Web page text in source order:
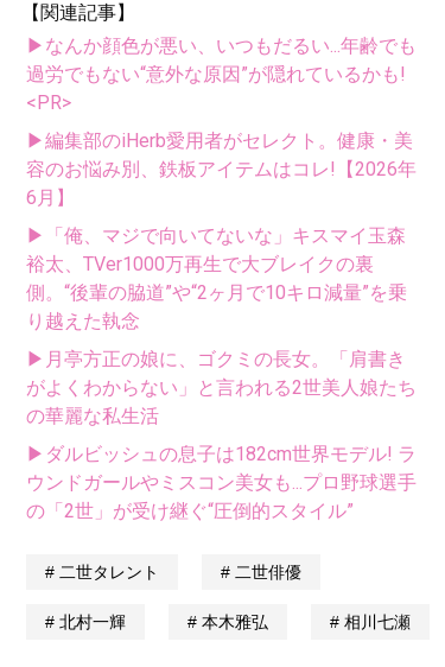
【関連記事】
▶なんか顔色が悪い、いつもだるい...年齢でも
過労でもない“意外な原因”が隠れているかも!
<PR>
▶編集部のiHerb愛用者がセレクト。健康・美
容のお悩み別、鉄板アイテムはコレ!【2026年
6月】
▶「俺、マジで向いてないな」キスマイ玉森
裕太、TVer1000万再生で大ブレイクの裏
側。“後輩の脇道”や“2ヶ月で10キロ減量”を乗
り越えた執念
▶月亭方正の娘に、ゴクミの長女。「肩書き
がよくわからない」と言われる2世美人娘たち
の華麗な私生活
▶ダルビッシュの息子は182cm世界モデル! ラ
ウンドガールやミスコン美女も...プロ野球選手
の「2世」が受け継ぐ“圧倒的スタイル”
二世タレント 二世俳優
北村一輝 本木雅弘 相川七瀬